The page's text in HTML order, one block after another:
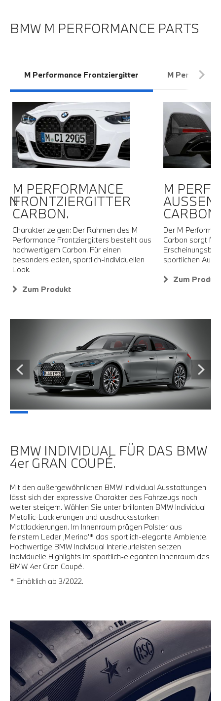
BMW M PERFORMANCE PARTS
M Performance Frontziergitter M
M PERFORMANCE
FRONTZIERGITTER
CARBON.
Charakter zeigen: Der Rahmen des M
Performance Frontziergitters besteht aus
hochwertigem Carbon. Für einen
besonders edlen, sportlich-individuellen
Look.
Zum Produkt
M
CARBON.
Der M
Carbon sorgt für
sportlichen
Zum
BMW INDIVIDUAL FÜR DAS BMW
4er GRAN COUPÉ.
Mit den außergewöhnlichen BMW Individual Ausstattungen
lässt sich der expressive Charakter des Fahrzeugs noch
weiter steigern. Wählen Sie unter brillanten BMW Individual
Metallic-Lackierungen und ausdrucksstarken
Mattlackierungen. Im Innenraum prägen Polster aus
feinstem Leder ‚Merino’* das sportlich-elegante Ambiente.
Hochwertige BMW Individual Interieurleisten setzen
individuelle Highlights im sportlich-eleganten Innenraum des
BMW 4er Gran Coupé.
* Erhältlich ab 3/2022.